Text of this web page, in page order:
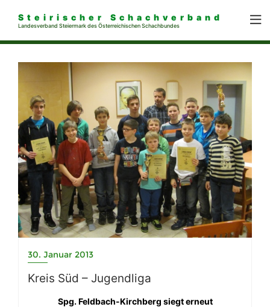
Steirischer Schachverband
Landesverband Steiermark des Österreichischen Schachbundes
30. Januar 2013
Kreis Süd – Jugendliga
Spg. Feldbach-Kirchberg siegt erneut